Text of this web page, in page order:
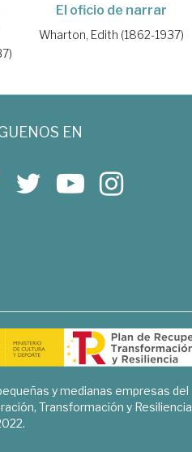
El oficio de narrar
Wharton, Edith (1862-1937)
EN
y medianas empresas del
Transformación y